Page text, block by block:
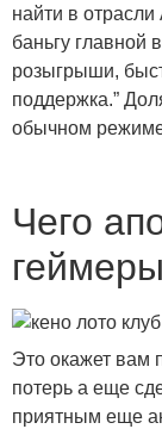
найти в
баньгу
розыгрыши,
поддержка.”
обычном
Чего
геймеры
Это окажет вам
потерь а еще
приятным еще